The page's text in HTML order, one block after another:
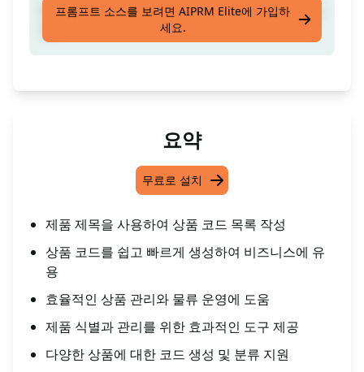
제품 제목을 사용하여 상품 코드 목록을 작성합니
프롬프트 소스를 보려면 AIPRM Elite에 가입하
세요.
요약
무료로 설치
제품 제목을 사용하여 상품 코드 목록 작성
상품 코드를 쉽고 빠르게 생성하여 비즈니스에 유
용
효율적인 상품 관리와 물류 운영에 도움
제품 식별과 관리를 위한 효과적인 도구 제공
다양한 상품에 대한 코드 생성 및 분류 지원